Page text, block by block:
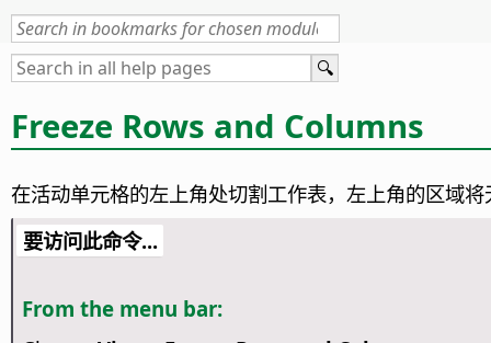
Freeze Rows and Columns
在活动单元格的左上角处切割工作表，左上角的区域将
要访问此命令...
From the menu bar: